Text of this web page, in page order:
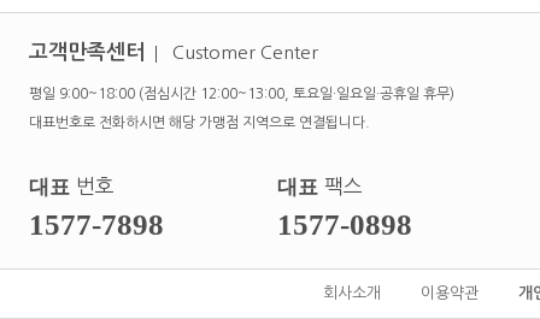
고객만족센터 Customer Center
평일 9:00~18:00 (점심시간 12:00~13:00, 토요일·일요일·공휴일 휴무)
대표번호로 전화하시면 해당 가맹점 지역으로 연결됩니다.
대표 번호
1577-7898
대표 팩스
1577-0898
회사소개 이용약관 개